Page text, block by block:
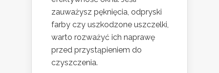
zauważysz pęknięcia, odpryski
farby czy uszkodzone uszczelki,
warto rozważyć ich naprawę
przed przystąpieniem do
czyszczenia.